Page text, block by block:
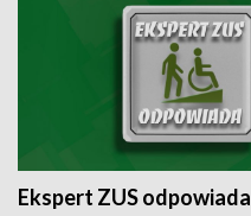
Ekspert ZUS odpowiada